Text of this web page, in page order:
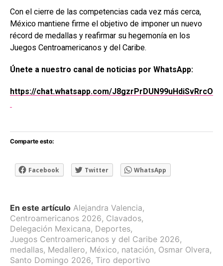
Con el cierre de las competencias cada vez más cerca,
México mantiene firme el objetivo de imponer un nuevo
récord de medallas y reafirmar su hegemonía en los
Juegos Centroamericanos y del Caribe.
Únete a nuestro canal de noticias por WhatsApp:
https://chat.whatsapp.com/J8gzrPrDUN99uHdiSvRrcO
Comparte esto:
Facebook Twitter WhatsApp
En este artículo Alejandra Valencia,
Centroamericanos 2026, Clavados,
Delegación Mexicana, Deportes,
Juegos Centroamericanos y del Caribe 2026,
medallas, Medallero, México, natación, Osmar Olvera,
Santo Domingo 2026, Tiro deportivo